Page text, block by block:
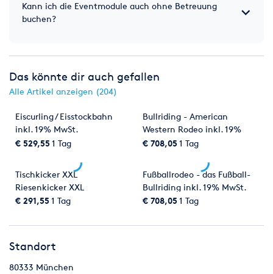
Kann ich die Eventmodule auch ohne Betreuung
buchen?
Das könnte dir auch gefallen
Alle Artikel anzeigen (204)
Eiscurling / Eisstockbahn
inkl. 19% MwSt.
€ 529,551 Tag
Bullriding - American
Western Rodeo inkl. 19%
MwSt.
€ 708,051 Tag
Tischkicker XXL
Riesenkicker XXL
€ 291,551 Tag
Fußballrodeo - das Fußball-
Bullriding inkl. 19% MwSt.
€ 708,051 Tag
Standort
80333 München